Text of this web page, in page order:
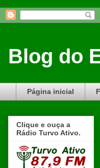
-->
Blog do
Página inicial
Clique e ouça a
Rádio Turvo Ativo.